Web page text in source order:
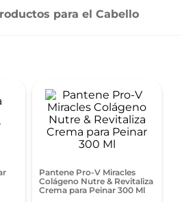
para el Cabello
Pantene Pro-V Miracles
Colágeno Nutre & Revitaliza
Crema para Peinar 300 Ml